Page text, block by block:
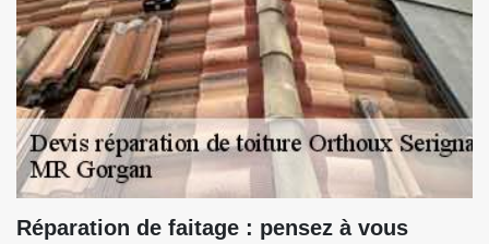
Réparation de faitage : pensez à vous